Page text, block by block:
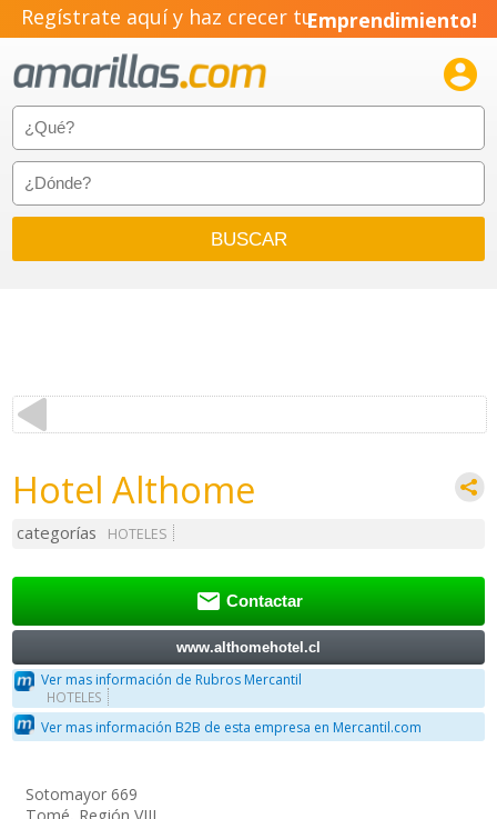
Regístrate aquí y haz crecer tuEmprendimiento!

Hotel Althome
categorías HOTELES
 Contactar
www.althomehotel.cl
Ver mas información de Rubros Mercantil
HOTELES
Ver mas información B2B de esta empresa en Mercantil.com
Sotomayor 669